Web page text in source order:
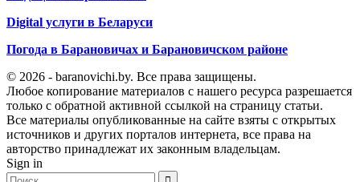
Digital услуги в Беларуси
Погода в Барановичах и Барановичском районе
© 2026 - baranovichi.by. Все права защищены.
Любое копирование материалов с нашего ресурса разрешается
только с обратной активной ссылкой на страницу статьи.
Все материалы опубликованные на сайте взяты с открытых
источников и других порталов интернета, все права на
авторство принадлежат их законным владельцам.
Sign in